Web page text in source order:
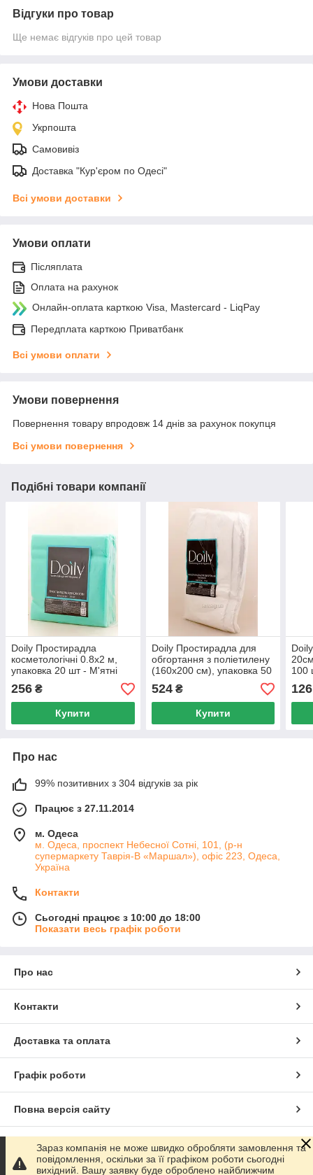
Відгуки про товар
Ще немає відгуків про цей товар
Умови доставки
Нова Пошта
Укрпошта
Самовивіз
Доставка "Кур'єром по Одесі"
Всі умови доставки
Умови оплати
Післяплата
Оплата на рахунок
Онлайн-оплата карткою Visa, Mastercard - LiqPay
Передплата карткою Приватбанк
Всі умови оплати
Умови повернення
Повернення товару впродовж 14 днів за рахунок покупця
Всі умови повернення
Подібні товари компанії
Doily Простирадла
косметологічні 0.8х2 м,
упаковка 20 шт - М'ятні
256 ₴
Купити
Doily Простирадла для
обгортання з поліетилену
(160x200 см), упаковка 50
шт.
524₴
Купити
100
126
Про нас
99% позитивних з 304 відгуків за рік
Працює з 27.11.2014
м. Одеса
м. Одеса, проспект Небесної Сотні, 101, (р-н
супермаркету Таврія-В «Маршал»), офіс 223, Одеса,
Україна
Контакти
Сьогодні працює з 10:00 до 18:00
Показати весь графік роботи
Про нас
Контакти
Доставка та оплата
Графік роботи
Повна версія сайту
Сайт створено на маркетплейсіProm.ua
Зараз компанія не може швидко обробляти замовлення та
повідомлення, оскільки за її графіком роботи сьогодні
вихідний. Вашу заявку буде оброблено найближчим